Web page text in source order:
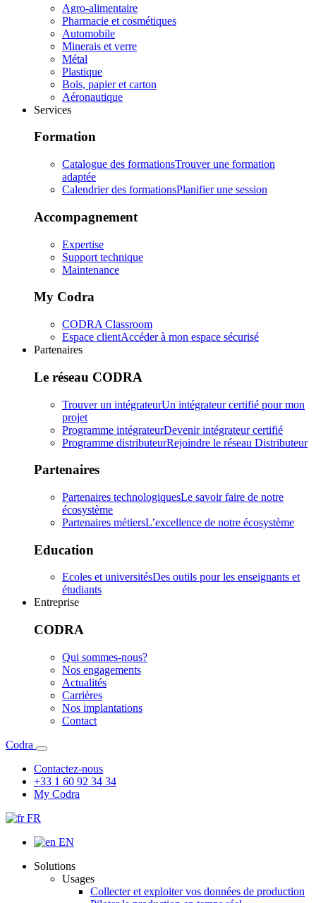
Agro-alimentaire
Pharmacie et cosmétiques
Automobile
Minerais et verre
Métal
Plastique
Bois, papier et carton
Aéronautique
Services
Formation
Catalogue des formationsTrouver une formation
adaptée
Calendrier des formationsPlanifier une session
Accompagnement
Expertise
Support technique
Maintenance
My Codra
CODRA Classroom
Espace clientAccéder à mon espace sécurisé
Partenaires
Le réseau CODRA
Trouver un intégrateurUn intégrateur certifié pour mon
projet
Programme intégrateurDevenir intégrateur certifié
Programme distributeurRejoindre le réseau Distributeur
Partenaires
Partenaires technologiquesLe savoir faire de notre
écosystème
Partenaires métiersL’excellence de notre écosystème
Education
Ecoles et universitésDes outils pour les enseignants et
étudiants
Entreprise
CODRA
Qui sommes-nous?
Nos engagements
Actualités
Carrières
Nos implantations
Contact
Codra
Contactez-nous
+33 1 60 92 34 34
My Codra
FR
EN
Solutions
Usages
Collecter et exploiter vos données de production